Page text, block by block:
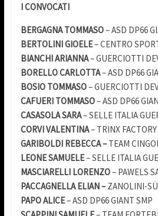
I CONVOCATI
BERGAGNA TOMMASO–ASD DP66
BERTOLINI GIOELE– CENTRO
BIANCHI ARIANNA– GUERCIOTTI
BORELLO CARLOTTA– ASD DP66
BOSIO TOMMASO– GUERCIOTTI
CAFUERI TOMMASO–ASD DP66
CASASOLA SARA–SELLE ITALIA
CORVI VALENTINA– TRINX
GARIBOLDI REBECCA –TEAM
LEONE SAMUELE– SELLE ITALIA
MASCIARELLI LORENZO– PAWELS
PACCAGNELLA ELIAN –ZANOLINI-
PAPO ALICE– ASD DP66 GIANT SMP